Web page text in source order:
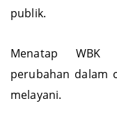
menjadi cerminan
Menatap WBK
perubahan dalam